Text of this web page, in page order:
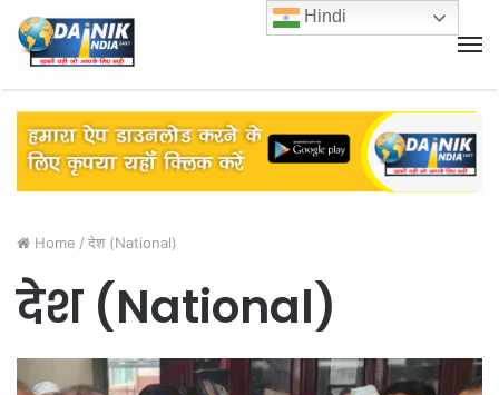
Home / देश (National)
देश (National)
Hindi